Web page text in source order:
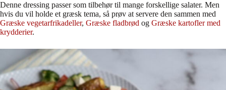
Denne dressing passer som tilbehør til mange forskellige salater. Men
hvis du vil holde et græsk tema, så prøv at servere den sammen med
Græske vegetarfrikadeller, Græske fladbrød og Græske kartofler med
krydderier.